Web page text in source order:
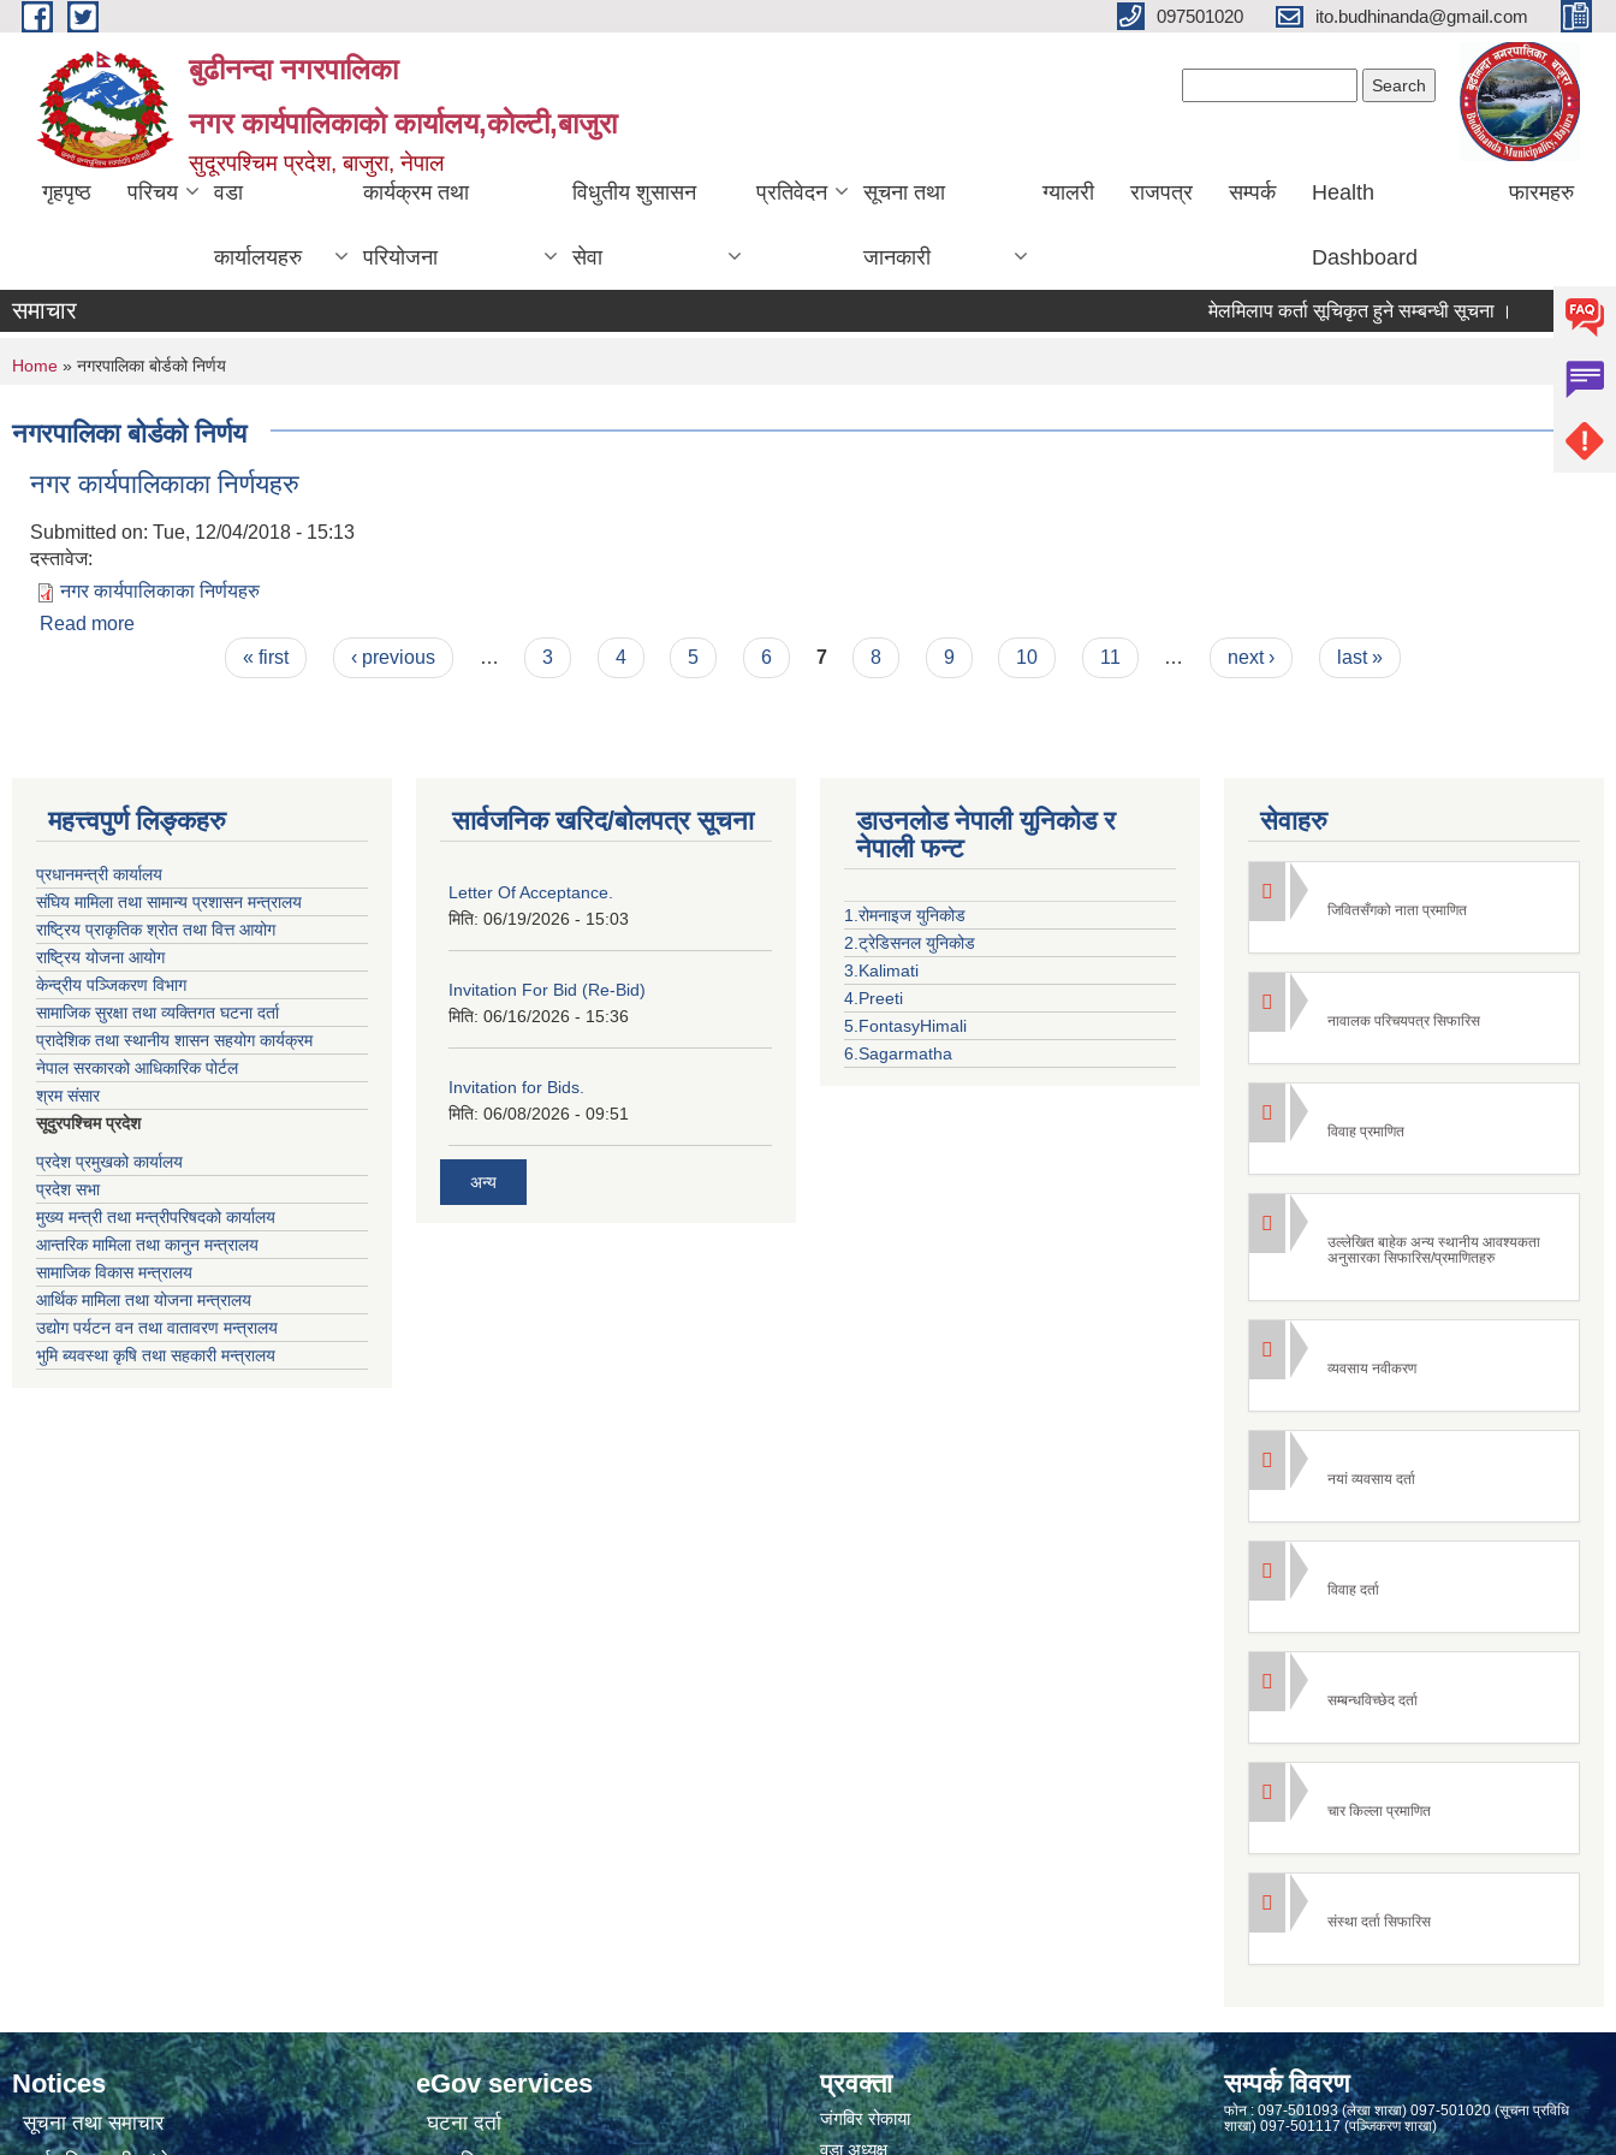
Skip to main content 097501020 ito.budhinanda@gmail.com
बुढीनन्दा नगरपालिका
नगर कार्यपालिकाकाे कार्यालय,काेल्टी,बाजुरा
सुदूरपश्चिम प्रदेश, बाजुरा, नेपाल
गृहपृष्ठ परिचय वडा
कार्यालयहरु
कार्यक्रम तथा
परियोजना
विधुतीय शुसासन
सेवा
प्रतिवेदन सूचना तथा
जानकारी
ग्यालरी राजपत्र सम्पर्क Health
Dashboard
फारमहरु
समाचार मेलमिलाप कर्ता सूचिकृत हुने सम्बन्धी सूचना । RIN Cohor
You are here
Home » नगरपालिका बोर्डको निर्णय
नगरपालिका बोर्डको निर्णय
नगर कार्यपालिकाका निर्णयहरु
Submitted on: Tue, 12/04/2018 - 15:13
दस्तावेज:
नगर कार्यपालिकाका निर्णयहरु
Read more
« first ‹ previous … 3 4 5 6 7 8 9 10 11 … next › last »
महत्त्वपुर्ण लिङ्कहरु
प्रधानमन्त्री कार्यालय
संघिय मामिला तथा सामान्य प्रशासन मन्त्रालय
राष्ट्रिय प्राकृतिक श्रोत तथा वित्त आयोग
राष्ट्रिय योजना आयोग
केन्द्रीय पञ्जिकरण विभाग
सामाजिक सुरक्षा तथा व्यक्तिगत घटना दर्ता
प्रादेशिक तथा स्थानीय शासन सहयोग कार्यक्रम
नेपाल सरकारको आधिकारिक पोर्टल
श्रम संसार
सूदुरपश्चिम प्रदेश
प्रदेश प्रमुखको कार्यालय
प्रदेश सभा
मुख्य मन्त्री तथा मन्त्रीपरिषदको कार्यालय
आन्तरिक मामिला तथा कानुन मन्त्रालय
सामाजिक विकास मन्त्रालय
आर्थिक मामिला तथा योजना मन्त्रालय
उद्योग पर्यटन वन तथा वातावरण मन्त्रालय
भुमि ब्यवस्था कृषि तथा सहकारी मन्त्रालय
सार्वजनिक खरिद/बोलपत्र सूचना
Letter Of Acceptance.
मिति: 06/19/2026 - 15:03
Invitation For Bid (Re-Bid)
मिति: 06/16/2026 - 15:36
Invitation for Bids.
मिति: 06/08/2026 - 09:51
अन्य
डाउनलोड नेपाली युनिकोड र
नेपाली फन्ट
1.रोमनाइज युनिकोड
2.ट्रेडिसनल युनिकोड
3.Kalimati
4.Preeti
5.FontasyHimali
6.Sagarmatha
सेवाहरु
जिवितसँगको नाता प्रमाणित
नावालक परिचयपत्र सिफारिस
विवाह प्रमाणित
उल्लेखित बाहेक अन्य स्थानीय आवश्यकता
अनुसारका सिफारिस/प्रमाणितहरु
व्यवसाय नवीकरण
नयां व्यवसाय दर्ता
विवाह दर्ता
सम्बन्धविच्छेद दर्ता
चार किल्ला प्रमाणित
संस्था दर्ता सिफारिस
Notices
सूचना तथा समाचार
eGov services
घटना दर्ता
प्रवक्ता
जंगविर रोकाया
वडा अध्यक्ष
सम्पर्क विवरण
फाेन : 097-501093 (लेखा शाखा) 097-501020 (सूचना प्रविधि
शाखा) 097-501117 (पञ्जिकरण शाखा)